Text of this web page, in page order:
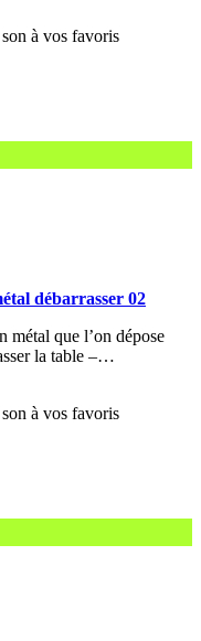
débarrasser 02
métal que l’on dépose
la table –…